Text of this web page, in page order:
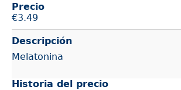
Precio
€3.49
Descripción
Melatonina
Historia del precio